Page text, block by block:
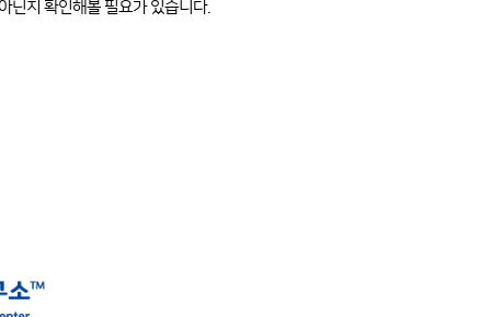
닌지 확인해볼 필요가 있습니다.